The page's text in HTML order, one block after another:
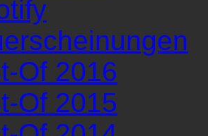
Of 2016
Of 2015